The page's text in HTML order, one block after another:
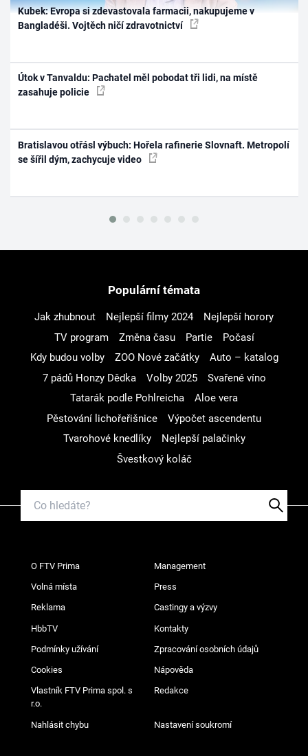
Kubek: Evropa si zdevastovala farmacii, nakupujeme v
Bangladéši. Vojtěch ničí zdravotnictví
Útok v Tanvaldu: Pachatel měl pobodat tři lidi, na místě
zasahuje policie
Bratislavou otřásl výbuch: Hořela rafinerie Slovnaft. Metropolí
se šířil dým, zachycuje video
Populární témata
Jak zhubnout Nejlepší filmy 2024
Nejlepší horory
TV program
Změna času Partie
Počasí
Kdy budou volby
ZOO Nové začátky
Auto – katalog
7 pádů Honzy Dědka
Volby 2025
Svařené víno
Tatarák podle Pohlreicha
Aloe vera
Pěstování lichořeřišnice
Výpočet ascendentu
Tvarohové knedlíky
Nejlepší palačinky
Švestkový koláč
O FTV Prima Management
Volná místa Press
Reklama Castingy a výzvy
HbbTV Kontakty
Podmínky užívání Zpracování osobních údajů
Cookies Nápověda
Vlastník FTV Prima spol. s
r.o.
Redakce
Nahlásit chybu Nastavení soukromí